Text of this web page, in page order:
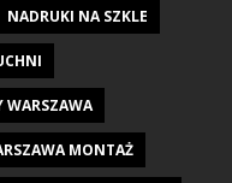
NADRUKI NA SZKLE
WARSZAWA
MONTAŻ